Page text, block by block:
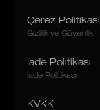
Çerez Politikası
Gizlilik ve Güvenlik
İade Politikası
İade Politikası
KVKK